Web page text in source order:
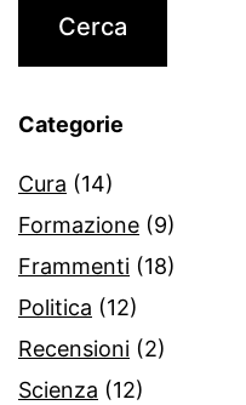
Categorie
Cura (14)
Formazione (9)
Frammenti (18)
Politica (12)
Recensioni (2)
Scienza (12)